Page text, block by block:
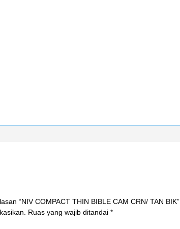
“NIV COMPACT THIN BIBLE CAM CRN/ TAN BIK”
Ruas yang wajib ditandai *